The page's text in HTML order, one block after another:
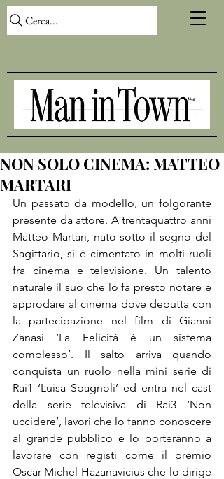
Cerca...
NON SOLO CINEMA: MATTEO
MARTARI
Un passato da modello, un folgorante
presente da attore. A trentaquattro anni
Matteo Martari, nato sotto il segno del
Sagittario, si è cimentato in molti ruoli
fra cinema e televisione. Un talento
naturale il suo che lo fa presto notare e
approdare al cinema dove debutta con
la partecipazione nel film di Gianni
Zanasi ‘La Felicità è un sistema
complesso’. Il salto arriva quando
conquista un ruolo nella mini serie di
Rai1 ‘Luisa Spagnoli’ ed entra nel cast
della serie televisiva di Rai3 ‘Non
uccidere’, lavori che lo fanno conoscere
al grande pubblico e lo porteranno a
lavorare con registi come il premio
Oscar Michel Hazanavicius che lo dirige